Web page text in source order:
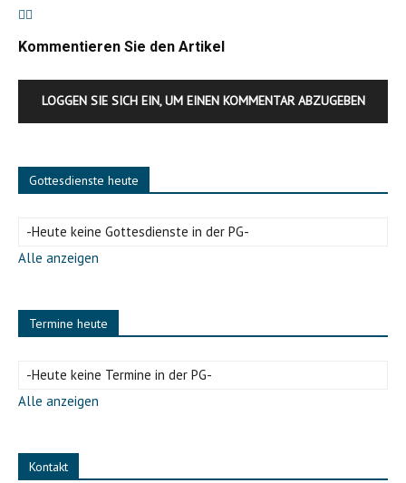
Kommentieren Sie den Artikel
LOGGEN SIE SICH EIN, UM EINEN KOMMENTAR ABZUGEBEN
Gottesdienste heute
-Heute keine Gottesdienste in der PG-
Alle anzeigen
Termine heute
-Heute keine Termine in der PG-
Alle anzeigen
Kontakt